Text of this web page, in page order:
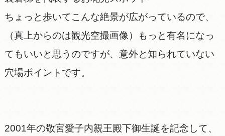
ちょっと歩いてこんな絶景が広がっているので、
（真上からのは観光空撮画像）もっと有名になっ
てもいいと思うのですが、意外と知られていない
穴場ポイントです。
2001年の敬宮愛子内親王殿下御生誕を記念して、